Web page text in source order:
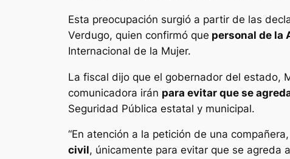
Esta preocupación surgió a partir de las
Verdugo, quien confirmó que personal de la
Internacional de la Mujer.
La fiscal dijo que el gobernador del estado,
comunicadora irán para evitar que se
Seguridad Pública estatal y municipal.
“En atención a la petición de una
civil, únicamente para evitar que se agreda